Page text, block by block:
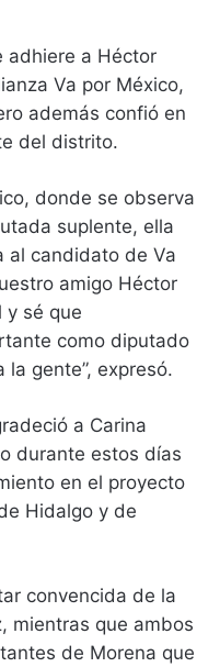
adhiere a Héctor
Va por México,
además confió en
del distrito.
donde se observa
suplente, ella
al candidato de Va
amigo Héctor
y sé que
como diputado
gente”, expresó.
a Carina
durante estos días
en el proyecto
Hidalgo y de
convencida de la
mientras que ambos
de Morena que